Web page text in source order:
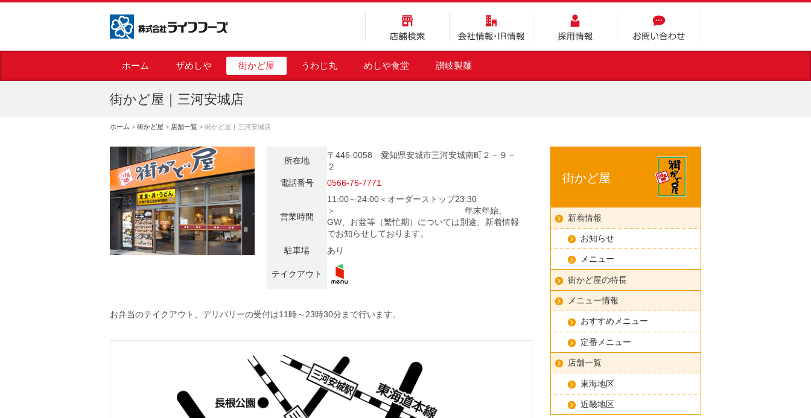
店舗検索 会社情報・IR情報 採用情報 お問い合わせ
ホーム ザめしや 街かど屋 うわじ丸 めしや食堂 讃岐製麺
街かど屋｜三河安城店
ホーム > 街かど屋 > 店舗一覧 > 街かど屋｜三河安城店
所在地
〒446-0058 愛知県安城市三河安城南町２－９－
２
電話番号
0566-76-7771
営業時間
11:00～24:00＜オーダーストップ23:30
＞ 年末年始、
GW、お盆等（繁忙期）については別途、新着情報
でお知らせしております。
駐車場
あり
テイクアウト
お弁当のテイクアウト、デリバリーの受付は11時～23時30分まで行います。
街かど屋
新着情報
お知らせ
メニュー
街かど屋の特長
メニュー情報
おすすめメニュー
定番メニュー
店舗一覧
東海地区
近畿地区